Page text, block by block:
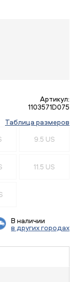
Артикул:
1103571D075
Таблица размеров
9.5 US
11.5 US
В наличии
в других городах